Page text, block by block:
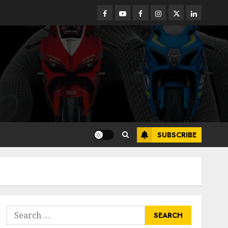
Facebook
YoutubeFacebookInstagram
Twitterlinkedin
SUBSCRIBE
Search
for: